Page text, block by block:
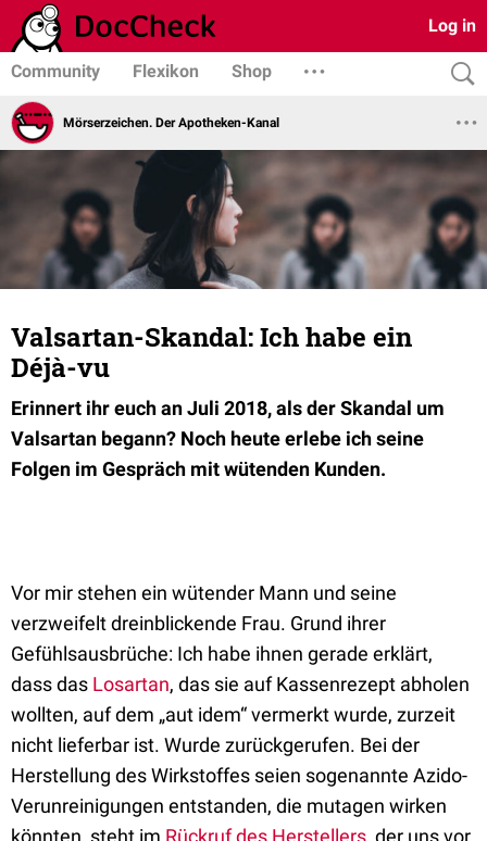
Log in
Community Flexikon Shop
Mörserzeichen. Der Apotheken-Kanal
Valsartan-Skandal: Ich habe ein
Déjà-vu
Erinnert ihr euch an Juli 2018, als der Skandal um
Valsartan begann? Noch heute erlebe ich seine
Folgen im Gespräch mit wütenden Kunden.
Vor mir stehen ein wütender Mann und seine
verzweifelt dreinblickende Frau. Grund ihrer
Gefühlsausbrüche: Ich habe ihnen gerade erklärt,
dass das Losartan, das sie auf Kassenrezept abholen
wollten, auf dem „aut idem“ vermerkt wurde, zurzeit
nicht lieferbar ist. Wurde zurückgerufen. Bei der
Herstellung des Wirkstoffes seien sogenannte Azido-
Verunreinigungen entstanden, die mutagen wirken
könnten, steht im Rückruf des Herstellers, der uns vor